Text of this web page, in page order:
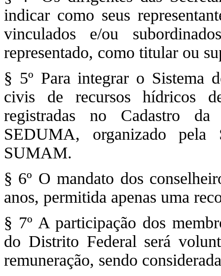
indicar como seus
vinculados e/ou
representado, como titular ou
§ 5º Para integrar o Sistema
civis de recursos hídricos
registradas no Cadastro
SEDUMA, organizado pela
SUMAM.
§ 6º O mandato dos
anos, permitida apenas uma
§ 7º A participação dos
do Distrito Federal será
remuneração, sendo